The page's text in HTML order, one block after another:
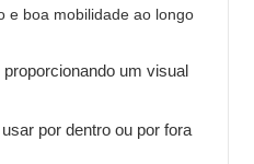
e boa mobilidade ao longo
um visual
por dentro ou por fora